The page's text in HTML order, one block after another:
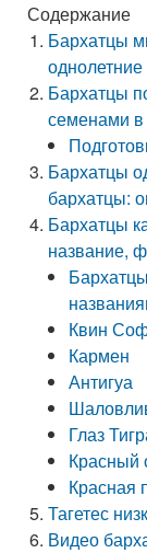
Содержание
Бархатцы
Бархатцы
семенами в
Бархатцы
бархатцы:
Бархатцы
название,
Квин
Кармен
Антигуа
Глаз
Красный
Красная
Тагетес
Видео